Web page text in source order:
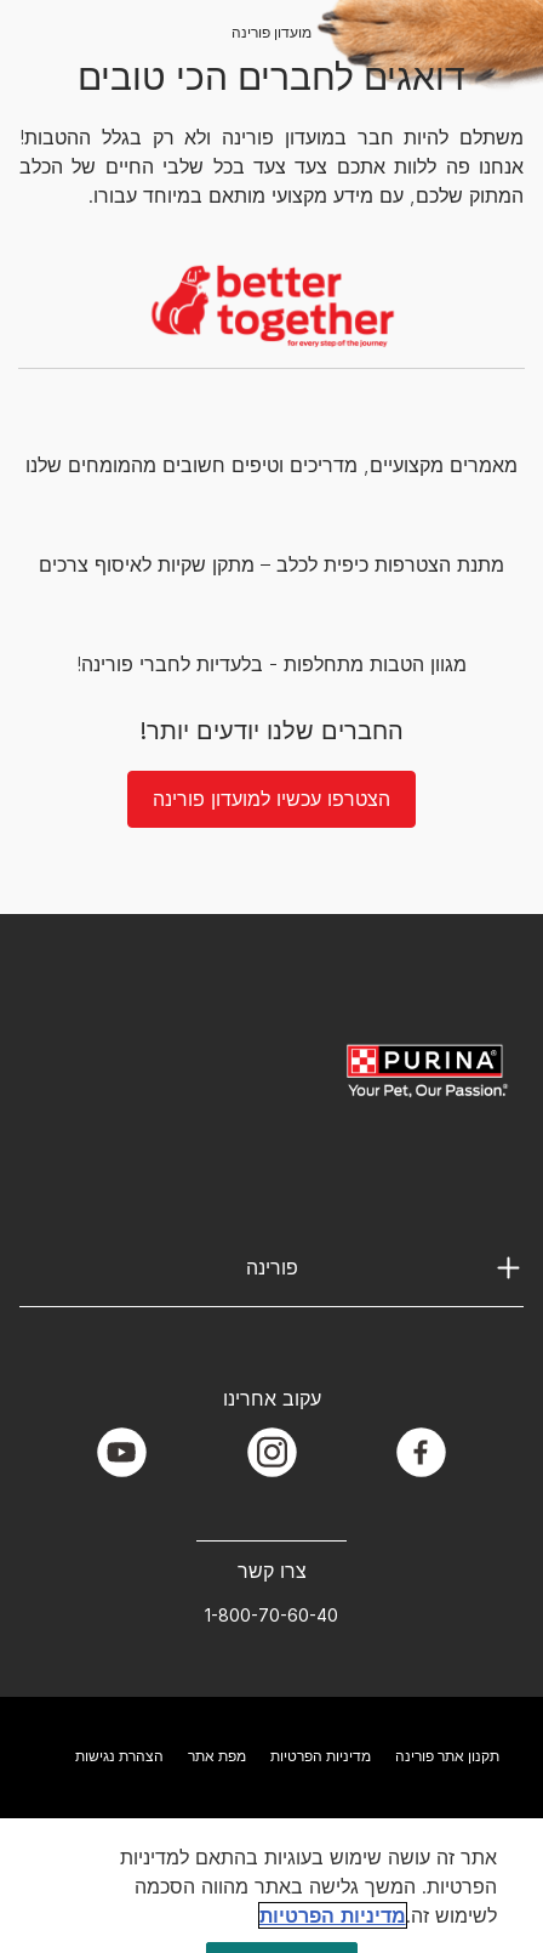
מועדון פורינה
דואגים לחברים הכי טובים
משתלם להיות חבר במועדון פורינה ולא רק בגלל ההטבות!
אנחנו פה ללוות אתכם צעד צעד בכל שלבי החיים של הכלב
המתוק שלכם, עם מידע מקצועי מותאם במיוחד עבורו.
מאמרים מקצועיים, מדריכים וטיפים חשובים מהמומחים שלנו
מתנת הצטרפות כיפית לכלב – מתקן שקיות לאיסוף צרכים
מגוון הטבות מתחלפות - בלעדיות לחברי פורינה!
החברים שלנו יודעים יותר!
הצטרפו עכשיו למועדון פורינה
פורינה
צרו קשר
1-800-70-60-40
עקוב אחרינו
facebook
instagram
youtube
תקנון אתר פורינה מדיניות הפרטיות מפת אתר הצהרת נגישות
אתר זה עושה שימוש בעוגיות בהתאם למדיניות
הפרטיות. המשך גלישה באתר מהווה הסכמה
לשימוש זה.מדיניות הפרטיות